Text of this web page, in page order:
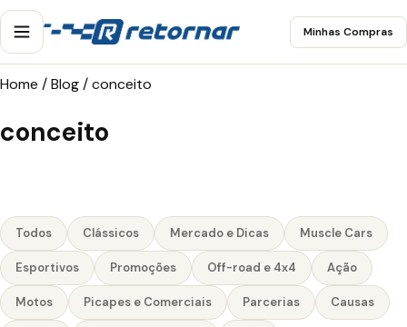
Minhas Compras
Home /Blog/conceito
conceito
Todos Clássicos Mercado e Dicas Muscle Cars
Esportivos Promoções Off-road e 4x4 Ação
Motos Picapes e Comerciais Parcerias Causas